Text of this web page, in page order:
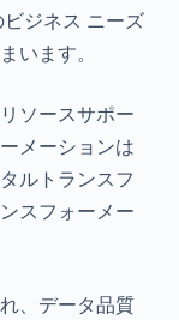
ジネス ニーズ
います。
ソースサポー
メーションは
ルトランスフ
スフォーメー
、データ品質